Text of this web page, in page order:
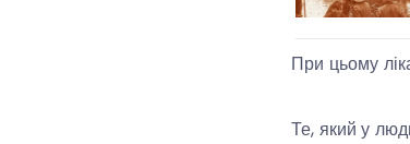
При цьому
Те, який у